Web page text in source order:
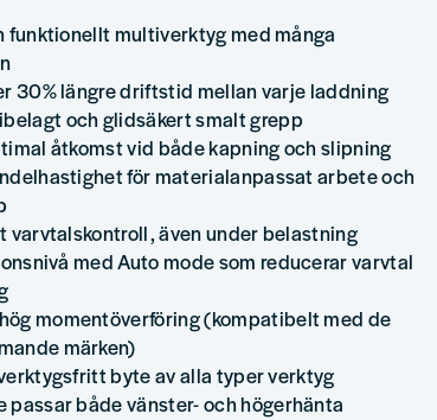
funktionellt multiverktyg med många
30% längre driftstid mellan varje laddning
och glidsäkert smalt grepp
åtkomst vid både kapning och slipning
för materialanpassat arbete och
varvtalskontroll, även under belastning
med Auto mode som reducerar varvtal
momentöverföring (kompatibelt med de
märken)
byte av alla typer verktyg
passar både vänster- och högerhänta